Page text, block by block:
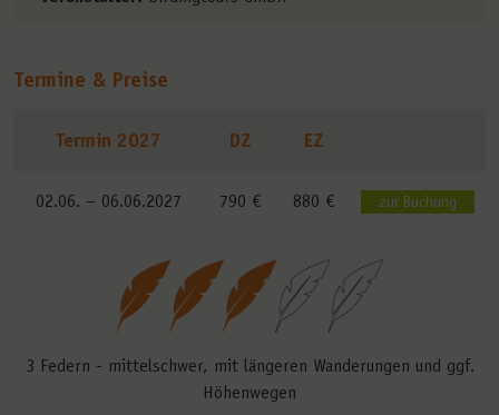
Termine & Preise
Termin 2027 DZ EZ
02.06. – 06.06.2027 790 € 880 € zur Buchung
3 Federn - mittelschwer, mit längeren Wanderungen und ggf.
Höhenwegen